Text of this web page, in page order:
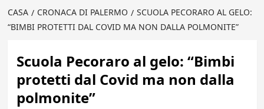
CASA CRONACA DI PALERMO
SCUOLA PECORARO AL GELO:
“BIMBI PROTETTI DAL COVID MA NON DALLA POLMONITE”
Scuola Pecoraro al gelo: “Bimbi
protetti dal Covid ma non dalla
polmonite”